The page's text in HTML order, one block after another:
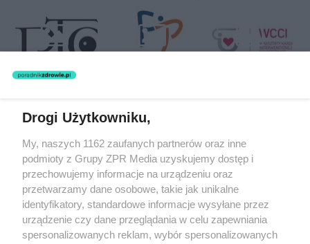
rozpowszechniany lub dalej rozpowszechniany w jakikolwiek sposób
(w tym także elektroniczny lub mechaniczny) na jakimkolwiek polu
eksploatacji w jakiejkolwiek formie, włącznie z umieszczaniem w
Internecie bez pisemnej zgody właściciela praw. Jakiekolwiek użycie
lub wykorzystanie utworów w całości lub w części z naruszeniem
prawa, tzn. bez właściwej zgody, jest zabronione pod groźbą kary i
może być ścigane prawnie.
Drogi Użytkowniku,
My, naszych 1162 zaufanych partnerów oraz inne
podmioty z Grupy ZPR Media uzyskujemy dostęp i
przechowujemy informacje na urządzeniu oraz
przetwarzamy dane osobowe, takie jak unikalne
identyfikatory, standardowe informacje wysyłane przez
urządzenie czy dane przeglądania w celu zapewniania
spersonalizowanych reklam, wybór spersonalizowanych